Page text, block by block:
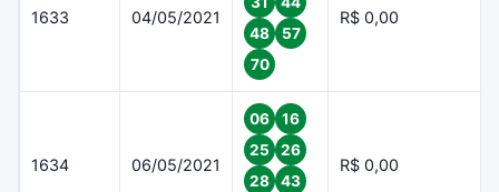
1633 04/05/2021
48
57
70
R$ 0,00
1634 06/05/2021
06
16
25
26
28
43
R$ 0,00